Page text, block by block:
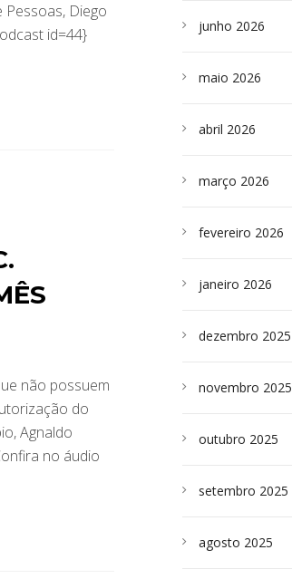
Diego
id=44}
não possuem
do
Agnaldo
no áudio
junho 2026
maio 2026
abril 2026
março 2026
fevereiro 2026
janeiro 2026
dezembro 2025
novembro 2025
outubro 2025
setembro 2025
agosto 2025